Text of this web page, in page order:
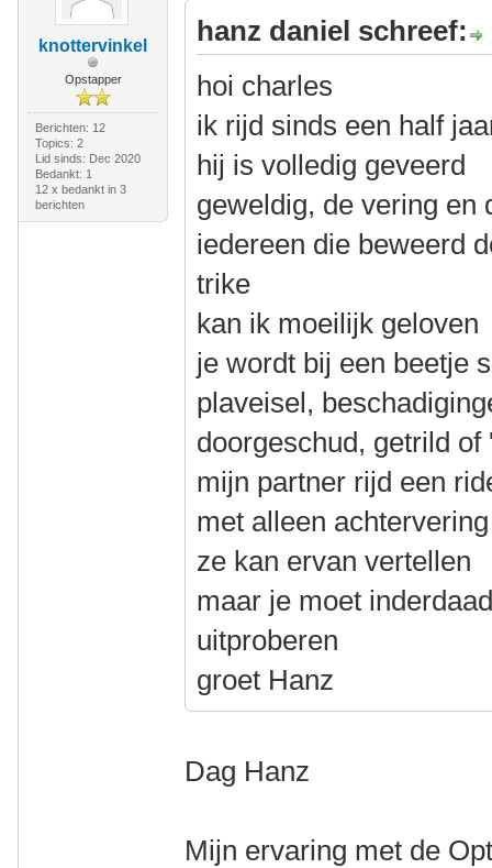
knottervinkel
Opstapper
Berichten: 12
Topics: 2
Lid sinds: Dec 2020
Bedankt: 1
12 x bedankt in 3
berichten
hanz daniel schreef:
hoi charles
ik rijd sinds een half
hij is volledig geveerd
geweldig, de vering en
iedereen die beweerd
trike
kan ik moeilijk geloven
je wordt bij een beetje
plaveisel,
doorgeschud, getrild
mijn partner rijd een
met alleen achtervering
ze kan ervan vertellen
maar je moet
uitproberen
groet Hanz
Dag Hanz
Mijn ervaring met de